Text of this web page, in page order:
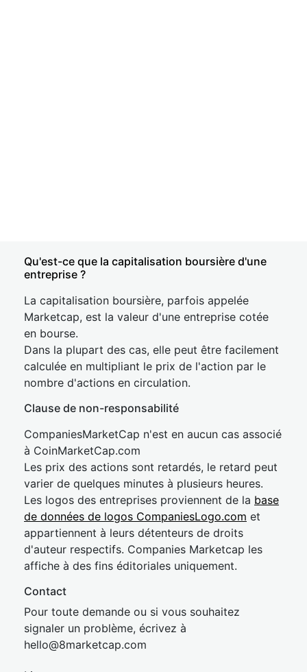
Qu'est-ce que la capitalisation boursière d'une
entreprise ?
La capitalisation boursière, parfois appelée
Marketcap, est la valeur d'une entreprise cotée
en bourse.
Dans la plupart des cas, elle peut être facilement
calculée en multipliant le prix de l'action par le
nombre d'actions en circulation.
Clause de non-responsabilité
CompaniesMarketCap n'est en aucun cas associé
à CoinMarketCap.com
Les prix des actions sont retardés, le retard peut
varier de quelques minutes à plusieurs heures.
Les logos des entreprises proviennent de la base
de données de logos CompaniesLogo.com et
appartiennent à leurs détenteurs de droits
d'auteur respectifs. Companies Marketcap les
affiche à des fins éditoriales uniquement.
Contact
Pour toute demande ou si vous souhaitez
signaler un problème, écrivez à
hello@8marketcap.com